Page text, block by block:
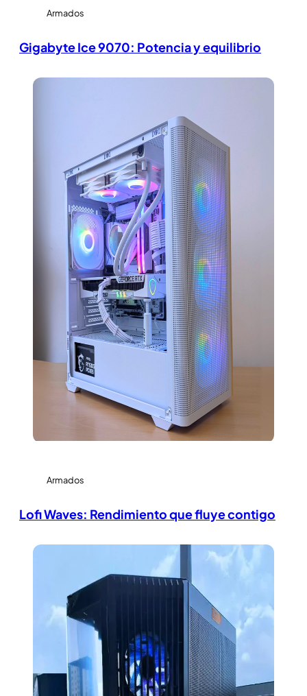
Armados
Gigabyte Ice 9070: Potencia y equilibrio
View Large
Armados
Lofi Waves: Rendimiento que fluye contigo
View Large